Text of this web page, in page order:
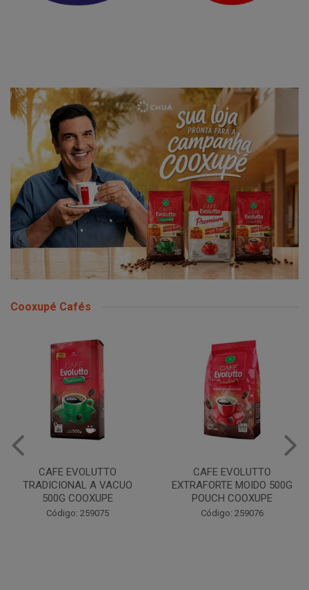
Cooxupé Cafés
CAFE EVOLUTTO
TRADICIONAL A VACUO
500G COOXUPE
Código: 259075
CAFE EVOLUTTO
EXTRAFORTE MOIDO 500G
POUCH COOXUPE
Código: 259076